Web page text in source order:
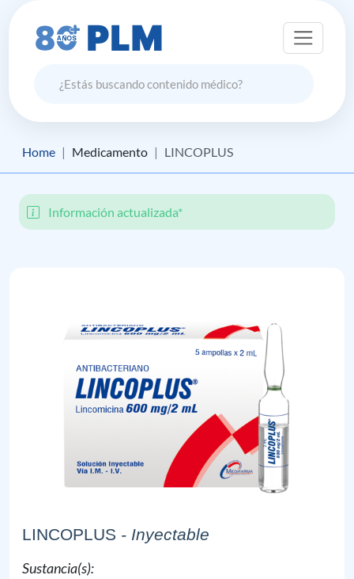
Home Medicamento LINCOPLUS
Información actualizada*
LINCOPLUS - Inyectable
Sustancia(s):